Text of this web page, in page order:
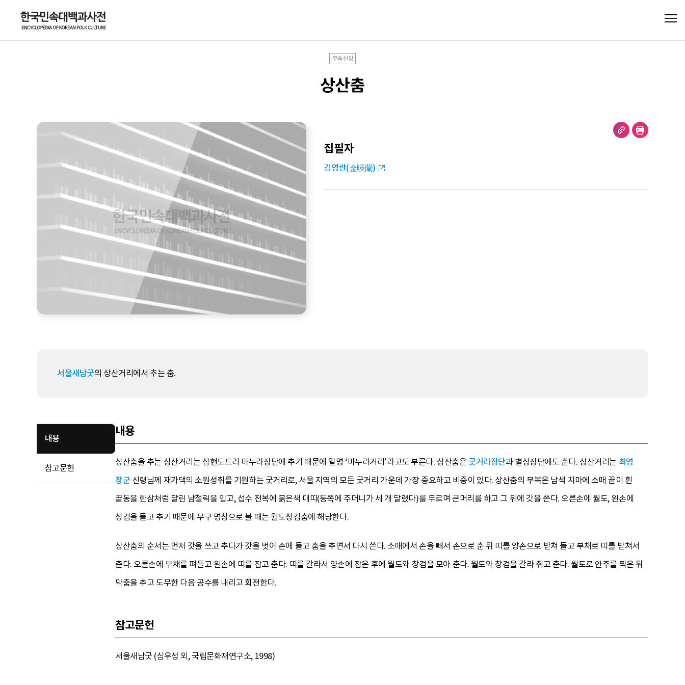
무속신앙
상산춤
집필자
김영란(金暎蘭)
서울새남굿의 상산거리에서 추는 춤.
내용
참고문헌
내용
상산춤을 추는 상산거리는 삼현도드리 마누라장단에 추기 때문에 일명 ‘마누라거리’라고도 부른다. 상산춤은굿거리장단과 별상장단에도 춘다. 상산거리는 최영
장군 신령님께 재가댁의 소원성취를 기원하는 굿거리로, 서울 지역의 모든 굿거리 가운데 가장 중요하고 비중이 있다. 상산춤의 무복은 남색 치마에 소매 끝이 흰
끝동을 한삼처럼 달린 남철릭을 입고, 섭수 전복에 붉은색 대띠(등쪽에 주머니가 세 개 달렸다)를 두르며 큰머리를 하고 그 위에 갓을 쓴다. 오른손에 월도, 왼손에
창검을 들고 추기 때문에 무구 명칭으로 볼 때는 월도창검춤에 해당한다.
상산춤의 순서는 먼저 갓을 쓰고 추다가 갓을 벗어 손에 들고 춤을 추면서 다시 쓴다. 소매에서 손을 빼서 손으로 춘 뒤 띠를 양손으로 받쳐 들고 부채로 띠를 받쳐서
춘다. 오른손에 부채를 펴들고 왼손에 띠를 잡고 춘다. 띠를 갈라서 양손에 잡은 후에 월도와 창검을 모아 춘다. 월도와 창검을 갈라 쥐고 춘다. 월도로 안주를 찍은 뒤
막춤을 추고 도무한 다음 공수를 내리고 회전한다.
참고문헌
서울새남굿 (심우성 외, 국립문화재연구소, 1998)